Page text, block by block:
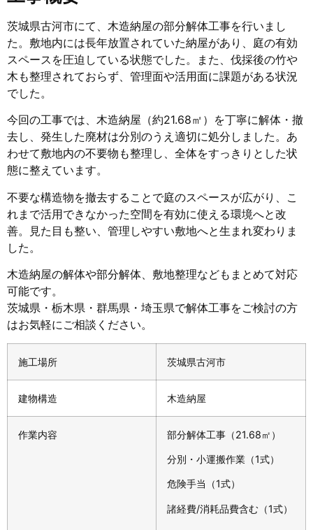
茨城県古河市にて、木造納屋の部分解体工事を行いまし
た。敷地内には長年放置されていた納屋があり、庭の有効
スペースを圧迫している状態でした。また、伐採後の竹や
木も整理されておらず、管理面や活用面に課題がある状況
でした。
今回の工事では、木造納屋（約21.68㎡）を丁寧に解体・撤
去し、発生した廃材は分別のうえ適切に処分しました。あ
わせて敷地内の不要物も整理し、全体をすっきりとした状
態に整えています。
不要な構造物を撤去することで庭のスペースが広がり、こ
れまで活用できなかった空間を有効に使える環境へと改
善。見た目も整い、管理しやすい敷地へと生まれ変わりま
した。
木造納屋の解体や部分解体、敷地整理などもまとめて対応
可能です。
茨城県・栃木県・群馬県・埼玉県で解体工事をご検討の方
はお気軽にご相談ください。
施工場所 茨城県古河市
建物構造 木造納屋
作業内容 部分解体工事（21.68㎡）
分別・小運搬作業（1式）
危険手当（1式）
諸経費/消耗品費含む（1式）